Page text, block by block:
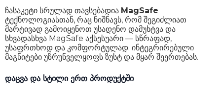
ჩასაკეტი სრულად თავსებადია MagSafe
ტექნოლოგიასთან, რაც ნიშნავს, რომ შეგიძლიათ
მარტივად გამოიყენოთ უსადენო დამუხტვა და
სხვადასხვა MagSafe აქსესუარი — სწრაფად,
უსაფრთხოდ და კომფორტულად. ინტეგრირებული
მაგნიტები უზრუნველყოფს ზუსტ და მყარ შეერთებას.
დაცვა და სტილი ერთ პროდუქტში